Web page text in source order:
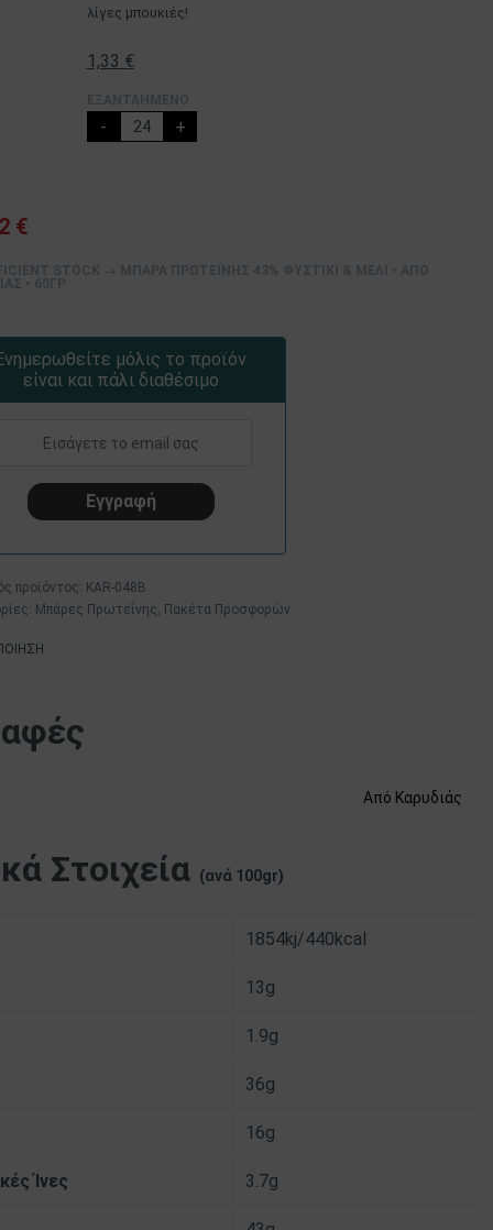
λίγες μπουκιές!
1,33 €
- +
€
μόλις το προϊόν
είναι και πάλι διαθέσιμο
KAR-048B
Μπάρες Πρωτεΐνης, Πακέτα Προσφορών
Από Καρυδιάς
Στοιχεία (ανά 100gr)
1854kj/440kcal
13g
1.9g
36g
16g
Ίνες 3.7g